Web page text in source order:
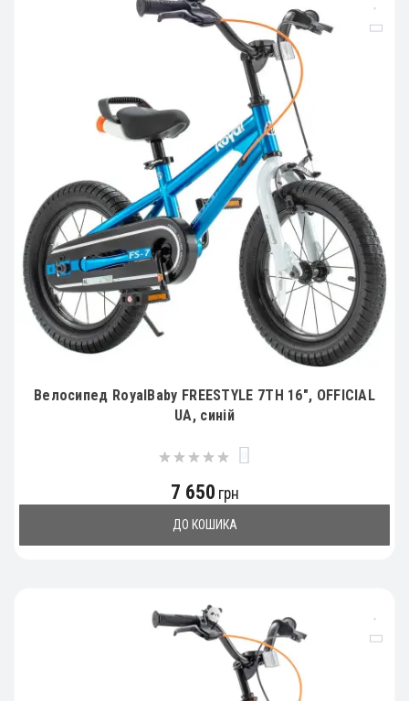
Велосипед RoyalBaby FREESTYLE 7TH 16", OFFICIAL
UA, синій
7 650 грн
ДО КОШИКА